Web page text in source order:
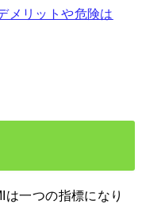
メリットや危険は
一つの指標になり